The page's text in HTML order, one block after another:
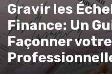
Gravir les
Finance: Un
Façonner